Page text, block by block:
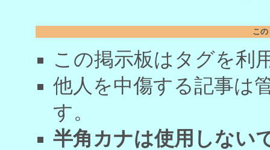
こ
この掲示板はタグを利
他人を中傷する記事は
す。
半角カナは使用しない